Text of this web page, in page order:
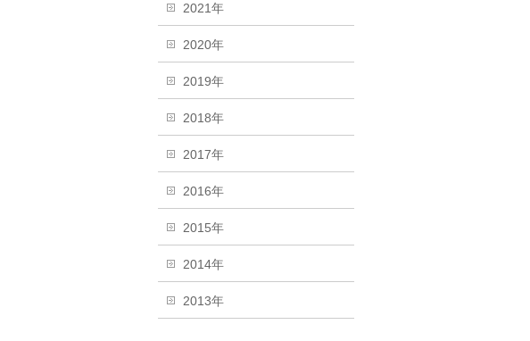
2021年
2020年
2019年
2018年
2017年
2016年
2015年
2014年
2013年